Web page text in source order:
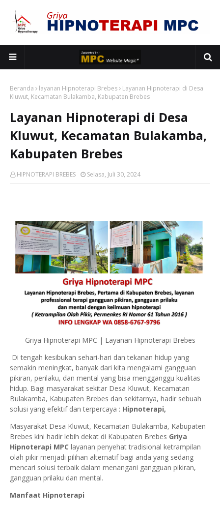
Beranda layanan Hipnoterapi Brebes
Layanan Hipnoterapi di Desa
Kluwut, Kecamatan Bulakamba, Kabupaten Brebes
Layanan Hipnoterapi di Desa
Kluwut, Kecamatan Bulakamba,
Kabupaten Brebes
HIPNOTERAPI BREBES Selasa, Juli 30, 2024
Griya Hipnoterapi MPC | Layanan Hipnoterapi Brebes
Di tengah kesibukan sehari-hari dan tekanan hidup yang
semakin meningkat, banyak dari kita mengalami gangguan
pikiran, perilaku, dan mental yang bisa mengganggu kualitas
hidup. Bagi masyarakat sekitar Desa Kluwut, Kecamatan
Bulakamba, Kabupaten Brebes dan sekitarnya, hadir sebuah
solusi yang efektif dan terpercaya : Hipnoterapi,
Masyarakat Desa Kluwut, Kecamatan Bulakamba, Kabupaten
Brebes kini hadir lebih dekat di Kabupaten Brebes Griya
Hipnoterapi MPC layanan penyehat tradisional ketrampilan
olah pikir menjadi pilihan alternatif bagi anda yang sedang
mencari solusi terbaik dalam menangani gangguan pikiran,
gangguan prilaku dan mental.
Manfaat Hipnoterapi